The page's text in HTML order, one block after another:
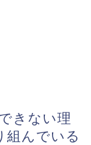
きない理
組んでいる